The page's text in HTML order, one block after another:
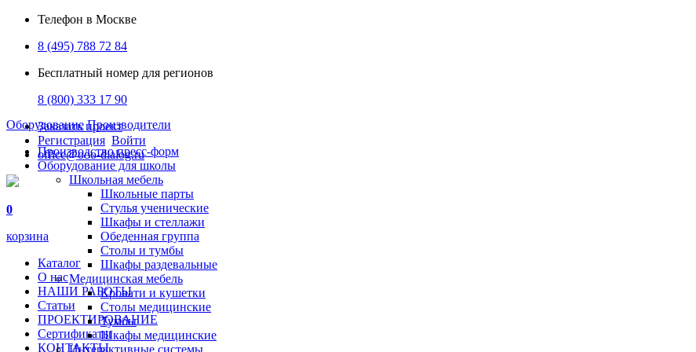
Телефон в Москве
8 (495) 788 72 84
Бесплатный номер для регионов
8 (800) 333 17 90
Заказать проект
Регистрация Войти
office@ooo-dialog.ru
0
корзина
Каталог
О нас
НАШИ РАБОТЫ
Статьи
ПРОЕКТИРОВАНИЕ
Сертификаты
КОНТАКТЫ
Оборудование Производители
Производство пресс-форм
Оборудование для школы
Школьная мебель
Школьные парты
Стулья ученические
Шкафы и стеллажи
Обеденная группа
Столы и тумбы
Шкафы раздевальные
Медицинская мебель
Кровати и кушетки
Столы медицинские
Тумбы
Шкафы медицинские
Интерактивные системы